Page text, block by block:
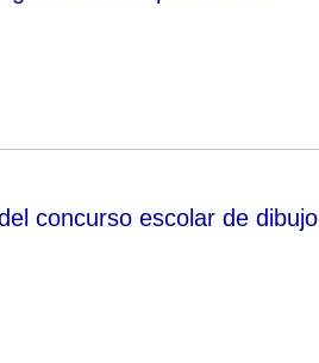
concurso escolar de dibujo